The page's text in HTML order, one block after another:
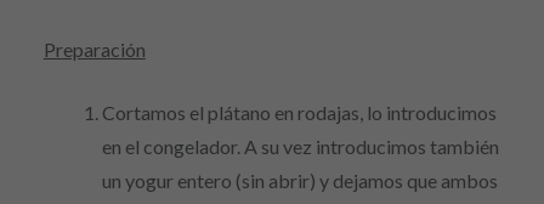
Preparación
Cortamos el plátano en rodajas, lo introducimos
en el congelador. A su vez introducimos también
un yogur entero (sin abrir) y dejamos que ambos